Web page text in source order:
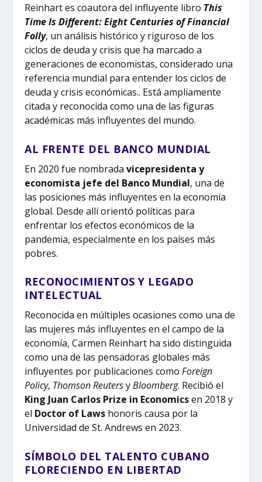
Reinhart es coautora del influyente libro This
Time Is Different: Eight Centuries of Financial
Folly, un análisis histórico y riguroso de los
ciclos de deuda y crisis que ha marcado a
generaciones de economistas, considerado una
referencia mundial para entender los ciclos de
deuda y crisis económicas.. Está ampliamente
citada y reconocida como una de las figuras
académicas más influyentes del mundo.
AL FRENTE DEL BANCO MUNDIAL
En 2020 fue nombradavicepresidenta y
economista jefe del Banco Mundial, una de
las posiciones más influyentes en la economía
global. Desde allí orientó políticas para
enfrentar los efectos económicos de la
pandemia, especialmente en los países más
pobres.
RECONOCIMIENTOS Y LEGADO
INTELECTUAL
Reconocida en múltiples ocasiones como una de
las mujeres más influyentes en el campo de la
economía, Carmen Reinhart ha sido distinguida
como una de las pensadoras globales más
influyentes por publicaciones comoForeign
Policy, Thomson ReutersyBloomberg. Recibió el
King Juan Carlos Prize in Economicsen 2018 y
el Doctor of Laws honoris causa por la
Universidad de St. Andrews en 2023.
SÍMBOLO DEL TALENTO CUBANO
FLORECIENDO EN LIBERTAD